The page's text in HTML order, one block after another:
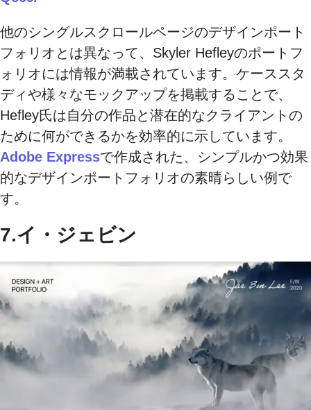
他のシングルスクロールページのデザインポート
フォリオとは異なって、Skyler Hefleyのポートフ
ォリオには情報が満載されています。ケーススタ
ディや様々なモックアップを掲載することで、
Hefley氏は自分の作品と潜在的なクライアントの
ために何ができるかを効率的に示しています。
Adobe Expressで作成された、シンプルかつ効果
的なデザインポートフォリオの素晴らしい例で
す。
7.イ・ジェビン